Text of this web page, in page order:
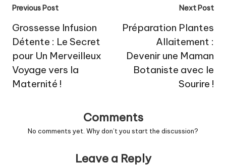
Post
navigation
Previous Post
Grossesse Infusion
Détente : Le Secret
pour Un Merveilleux
Voyage vers la
Maternité !
Next Post
Préparation Plantes
Allaitement :
Devenir une Maman
Botaniste avec le
Sourire !
Comments
No comments yet. Why don’t you start the discussion?
Leave a Reply